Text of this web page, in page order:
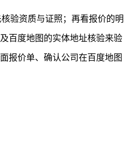
验资质与证照；再看报价的明
百度地图的实体地址核验来验
报价单、确认公司在百度地图